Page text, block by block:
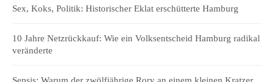
Sex, Koks, Politik: Historischer Eklat erschütterte Hamburg
10 Jahre Netzrückkauf: Wie ein Volksentscheid Hamburg radikal
veränderte
Sepsis: Warum der zwölfjährige Rory an einem kleinen Kratzer